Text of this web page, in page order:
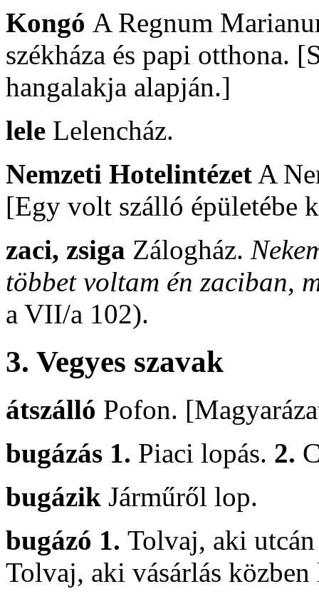
Kongó A Regnum
székháza és papi otthona.
hangalakja alapján.]
lele Lelencház.
Nemzeti Hotelintézet A
[Egy volt szálló épületébe
zaci, zsiga Zálogház.
többet voltam én zaciban,
a VII/a 102).
3. Vegyes szavak
átszálló Pofon.
bugázás 1. Piaci lopás. 2.
bugázik Járműről lop.
bugázó 1. Tolvaj, aki
Tolvaj, aki vásárlás közben